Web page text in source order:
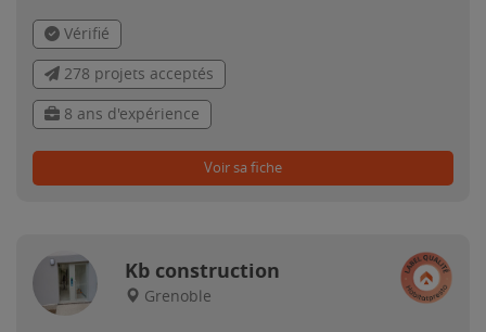
Vérifié
278 projets acceptés
8 ans d'expérience
Voir sa fiche
Kb construction
Grenoble